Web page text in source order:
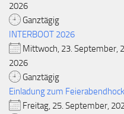
2026
Ganztägig
INTERBOOT 2026
Mittwoch, 23. September,
2026
Ganztägig
Einladung zum Feierabendhock
Freitag, 25. September,